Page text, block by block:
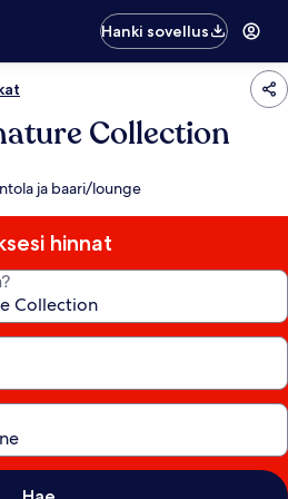
Hanki sovellus
Collection
ja baari/lounge
hinnat